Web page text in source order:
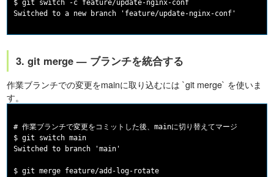
$ git switch -c feature/update-nginx-conf
3. git merge — ブランチを統合する
作業ブランチでの変更をmainに取り込むには `git merge` を使いま
す。
# 作業ブランチで変更をコミットした後、mainに切り替えてマージ
$ git switch main
Switched to branch 'main'
$ git merge feature/add-log-rotate